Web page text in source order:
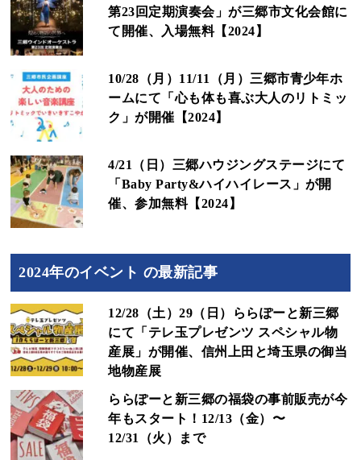
第23回定期演奏会」が三郷市文化会館に
て開催、入場無料【2024】
10/28（月）11/11（月）三郷市青少年ホ
ームにて「心も体も喜ぶ大人のリトミッ
ク」が開催【2024】
4/21（日）三郷ハウジングステージにて
「Baby Party&ハイハイレース」が開
催、参加無料【2024】
2024年のイベント の最新記事
12/28（土）29（日）ららぽーと新三郷
にて「テレ玉プレゼンツ スペシャル物
産展」が開催、信州上田と埼玉県の御当
地物産展
ららぽーと新三郷の福袋の事前販売が今
年もスタート！12/13（金）〜
12/31（火）まで